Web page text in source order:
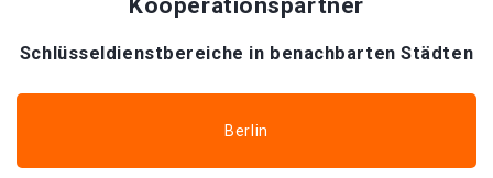
Kooperationspartner
Schlüsseldienstbereiche in benachbarten Städten
Berlin